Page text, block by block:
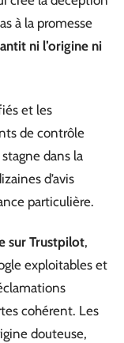
à la promesse
ni l’origine ni
et les
de contrôle
dans la
d’avis
particulière.
sur Trustpilot,
exploitables et
cohérent. Les
douteuse,